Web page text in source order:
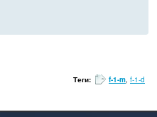
Теги: f-1-m, f-1-d